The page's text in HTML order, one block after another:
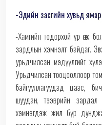
-Эдийн засгийн хувьд
-Хамгийн тодорхой үр өгөөж
зардлын хэмнэлт байдаг.
урьдчилсан мэдүүлгийг
Урьдчилсан тооцооллоор
байгууллагуудад цаас,
шуудан, тээврийн
хэмнэгдэж жил бүр